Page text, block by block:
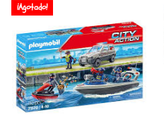
¡Agotado!